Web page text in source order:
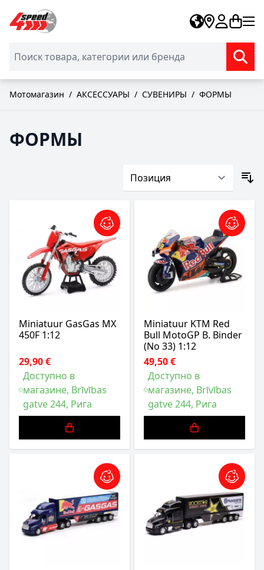
Skip to Content
Мотомагазин / АКСЕССУАРЫ / СУВЕНИРЫ / ФОРМЫ
ФОРМЫ
Miniatuur GasGas MX
450F 1:12
29,90 €
Доступно в
магазине, Brīvības
gatve 244, Рига
Miniatuur KTM Red
Bull MotoGP B. Binder
(No 33) 1:12
49,50 €
Доступно в
магазине, Brīvības
gatve 244, Рига